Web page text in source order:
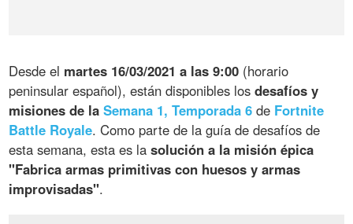
Desde el martes 16/03/2021 a las 9:00 (horario
peninsular español), están disponibles losdesafíos y
misiones de laSemana 1, Temporada 6 de Fortnite
Battle Royale. Como parte de la guía de desafíos de
esta semana, esta es lasolución a la misión épica
"Fabrica armas primitivas con huesos y armas
improvisadas".